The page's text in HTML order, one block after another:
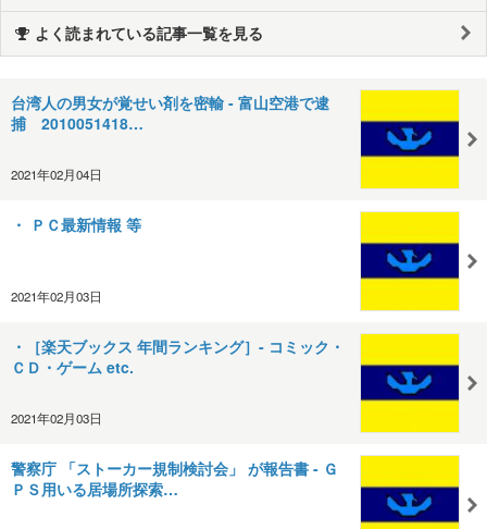
よく読まれている記事一覧を見る
台湾人の男女が覚せい剤を密輸 - 富山空港で逮
捕 2010051418…
2021年02月04日
・ ＰＣ最新情報 等
2021年02月03日
・［楽天ブックス 年間ランキング］- コミック・
ＣＤ・ゲーム etc.
2021年02月03日
警察庁 「ストーカー規制検討会」 が報告書 - Ｇ
ＰＳ用いる居場所探索…